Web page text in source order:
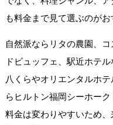
も料金まで見て選ぶのがお
自然派ならリタの農園、
ドビュッフェ、駅近ホテ
八くらやオリエンタルホ
らヒルトン福岡シーホー
料金は変わりやすいため